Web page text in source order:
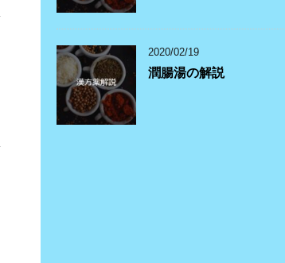
2020/02/19
潤腸湯の解説